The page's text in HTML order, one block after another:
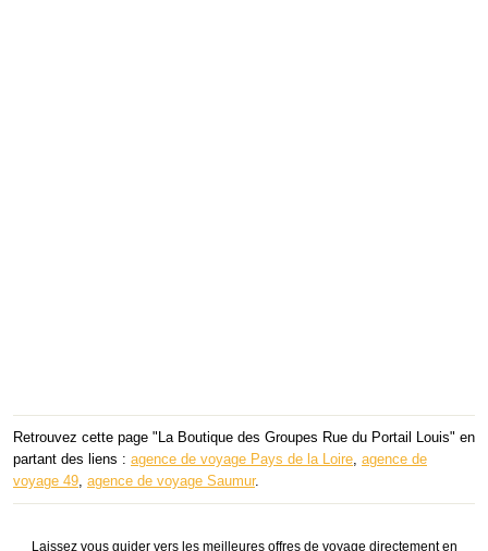
Retrouvez cette page "La Boutique des Groupes Rue du Portail Louis" en
partant des liens : agence de voyage Pays de la Loire agence de
voyage 49 agence de voyage Saumur.
Laissez vous guider vers les meilleures offres de voyage directement en